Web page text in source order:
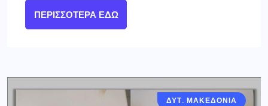
ΠΕΡΙΣΣΌΤΕΡΑ ΕΔΏ
ΔΥΤ. ΜΑΚΕΔΟΝΙΑ